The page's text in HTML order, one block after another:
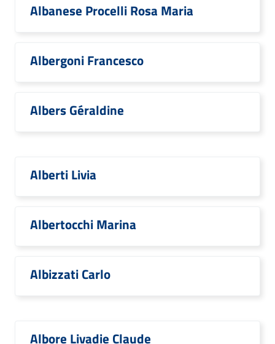
Albanese Procelli Rosa Maria
Albergoni Francesco
Albers Géraldine
Alberti Livia
Albertocchi Marina
Albizzati Carlo
Albore Livadie Claude